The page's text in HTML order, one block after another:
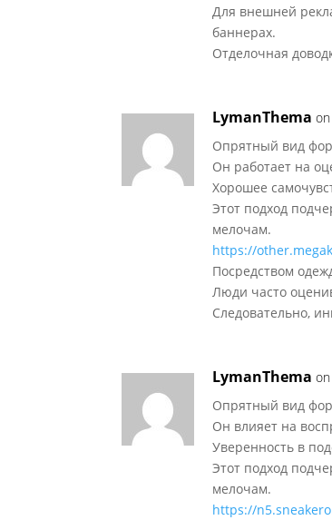
Для внешней
баннерах.
Отделочная
LymanThema
Опрятный вид
Он работает на
Хорошее
Этот подход
мелочам.
https://
Посредством
Люди часто
Следовательно,
LymanThema
Опрятный вид
Он влияет на
Уверенность в
Этот подход
мелочам.
https://